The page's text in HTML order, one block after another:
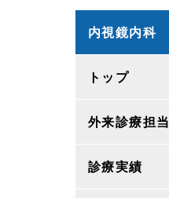
内視鏡内科
トップ
外来診療担当
診療実績